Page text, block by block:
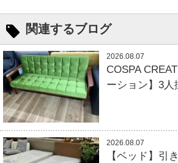
関連するブログ
2026.08.07
COSPA
ーション】3人
2026.08.07
【ベッド】引